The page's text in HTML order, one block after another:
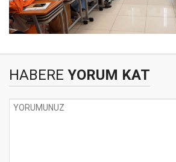
HABERE YORUM KAT